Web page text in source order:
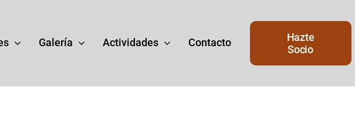
Galería Actividades Contacto
Hazte
Socio